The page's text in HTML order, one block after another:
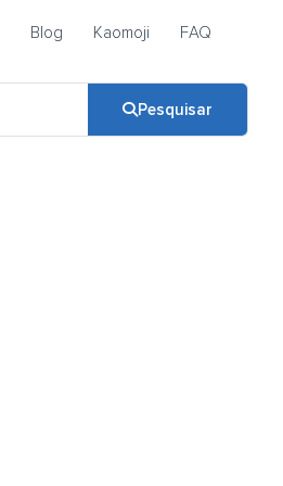
Blog Kaomoji FAQ
Pesquisar